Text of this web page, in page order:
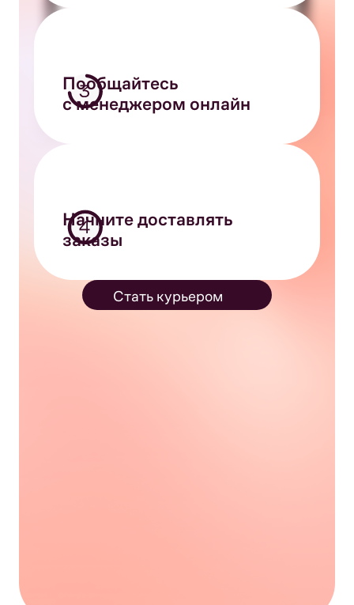
Пообщайтесь
с менеджером онлайн
Начните доставлять
заказы
Стать курьером